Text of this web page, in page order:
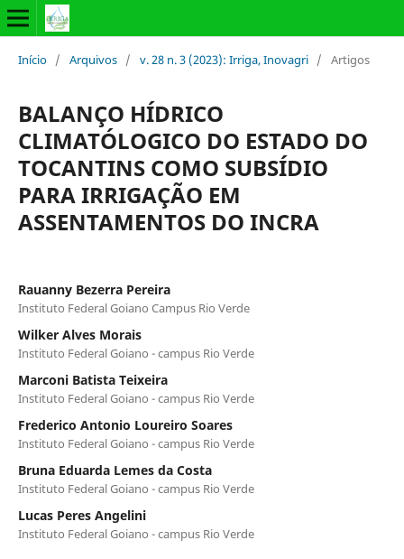
Início / Arquivos / v. 28 n. 3 (2023): Irriga, Inovagri / Artigos
BALANÇO HÍDRICO
CLIMATÓLOGICO DO ESTADO DO
TOCANTINS COMO SUBSÍDIO
PARA IRRIGAÇÃO EM
ASSENTAMENTOS DO INCRA
Rauanny Bezerra Pereira
Instituto Federal Goiano Campus Rio Verde
Wilker Alves Morais
Instituto Federal Goiano - campus Rio Verde
Marconi Batista Teixeira
Instituto Federal Goiano - campus Rio Verde
Frederico Antonio Loureiro Soares
Instituto Federal Goiano - campus Rio Verde
Bruna Eduarda Lemes da Costa
Instituto Federal Goiano - campus Rio Verde
Lucas Peres Angelini
Instituto Federal Goiano - campus Rio Verde